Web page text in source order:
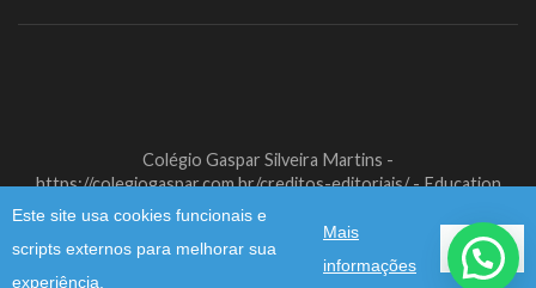
Este site usa cookies funcionais e
scripts externos para melhorar sua
experiência.
Mais
informações
Aceitar
Colégio Gaspar Silveira Martins -
https://colegiogaspar.com.br/creditos-editoriais/ -Education
Zone | Developed By
Rara Theme